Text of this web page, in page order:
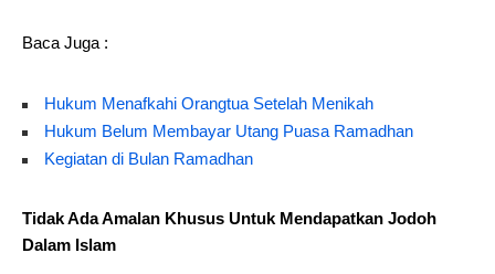
Baca Juga :
Hukum Menafkahi Orangtua Setelah Menikah
Hukum Belum Membayar Utang Puasa Ramadhan
Kegiatan di Bulan Ramadhan
Tidak Ada Amalan Khusus Untuk Mendapatkan Jodoh
Dalam Islam